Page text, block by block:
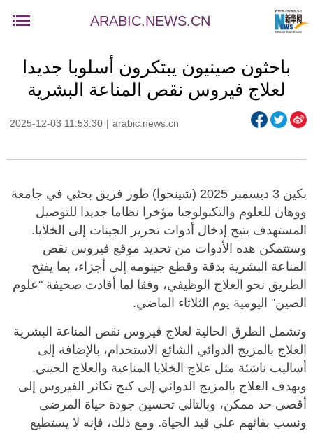
ARABIC.NEWS.CN
باحثون صينيون يبتكرون أسلوبا جديدا
لعلاج فيروس نقص المناعة البشرية
2025-12-03 11:53:30 | arabic.news.cn
بكين 3 ديسمبر 2025 (شينخوا) طور فريق بحثي في جامعة
ووهان للعلوم والتكنولوجيا مؤخرا نظاما جديدا للتوصيل
المستهدف يتيح إدخال أدوات تحرير الجينات إلى الخلايا.
وستتمكن هذه الأدوات من تحديد موقع فيروس نقص
المناعة البشرية بدقة وقطع جينومه إلى أجزاء، بما يفتح
الطريق نحو العلاج الوظيفي، وفقا لما أفادت صحيفة "علوم
الصين" اليومية يوم الثلاثاء الماضي.
وتشمل الطرق الحالية لعلاج فيروس نقص المناعة البشرية
العلاج بالمزيج الدوائي الشائع الاستخدام، بالإضافة إلى
أساليب ناشئة مثل علاج الخلايا المناعية والعلاج الجيني.
ويهدف العلاج بالمزيج الدوائي إلى كبح تكاثر الفيروس إلى
أقصى حد ممكن، وبالتالي تحسين جودة حياة المرضى
ونسب بقائهم على قيد الحياة. ومع ذلك، فإنه لا يستطيع